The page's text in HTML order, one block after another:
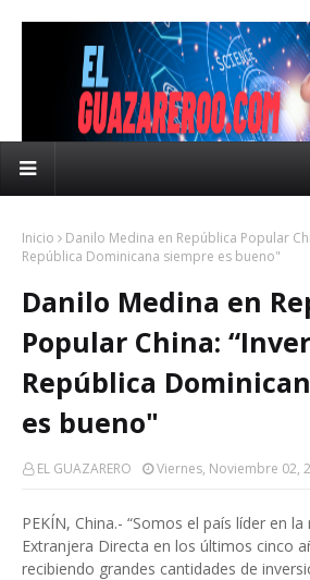
Inicio
Danilo Medina en República Popular
República Dominicana siempre es bueno"
Danilo Medina en
Popular China:
República
es bueno"
EL GUAZARERO Viernes, Noviembre 02,
PEKÍN, China.- “Somos el país líder en
Extranjera Directa en los últimos cinco
recibiendo grandes cantidades de